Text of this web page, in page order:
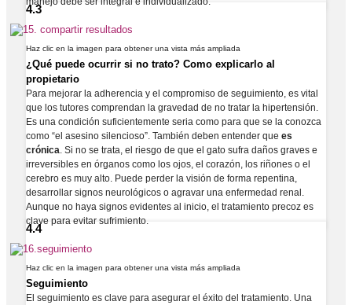
4.3
Haz clic en la imagen para obtener una vista más ampliada
¿Qué puede ocurrir si no trato? Como explicarlo al
propietario
Para mejorar la adherencia y el compromiso de seguimiento, es vital
que los tutores comprendan la gravedad de no tratar la hipertensión.
Es una condición suficientemente seria como para que se la conozca
como “el asesino silencioso”. También deben entender que es
crónica. Si no se trata, el riesgo de que el gato sufra daños graves e
irreversibles en órganos como los ojos, el corazón, los riñones o el
cerebro es muy alto. Puede perder la visión de forma repentina,
desarrollar signos neurológicos o agravar una enfermedad renal.
Aunque no haya signos evidentes al inicio, el tratamiento precoz es
clave para evitar sufrimiento.
4.4
Haz clic en la imagen para obtener una vista más ampliada
Seguimiento
El seguimiento es clave para asegurar el éxito del tratamiento. Una